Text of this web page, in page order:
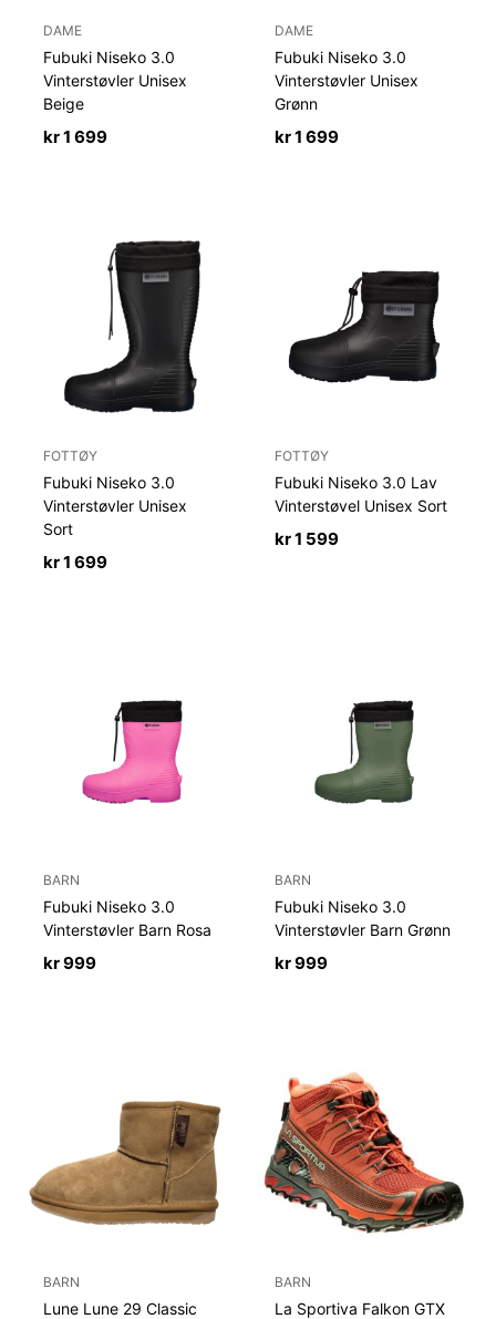
DAME
Fubuki Niseko 3.0
Vinterstøvler Unisex
Beige
kr1 699
DAME
Fubuki Niseko 3.0
Vinterstøvler Unisex
Grønn
kr1 699
FOTTØY
Fubuki Niseko 3.0
Vinterstøvler Unisex
Sort
kr1 699
FOTTØY
Fubuki Niseko 3.0 Lav
Vinterstøvel Unisex Sort
kr1 599
BARN
Fubuki Niseko 3.0
Vinterstøvler Barn Rosa
kr999
BARN
Fubuki Niseko 3.0
Vinterstøvler Barn Grønn
kr999
BARN
Lune Lune 29 Classic
BARN
La Sportiva Falkon GTX